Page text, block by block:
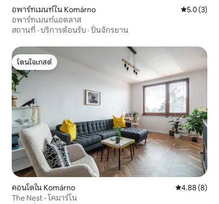
อพาร์ทเมนท์ใน Komárno คะแนนเฉลี่
5.0 (3)
อพาร์ทเมนท์แอตลาส
สถานที่ · บริการต้อนรับ · ปั่นจักรยาน
โดนใจเกสต์
โดนใจเกสต์
คอนโดใน Komárno คะแนนเฉลี่ย
4.88 (8)
The Nest - โคมาร์โน